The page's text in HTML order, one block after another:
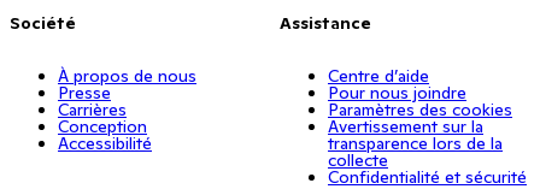
Société
À propos de nous
Presse
Carrières
Conception
Accessibilité
Assistance
Centre d’aide
Pour nous joindre
Paramètres des cookies
Avertissement sur la
transparence lors de la
collecte
Confidentialité et sécurité